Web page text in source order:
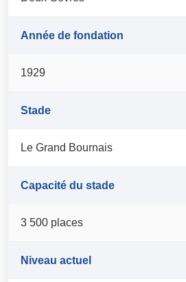
Année de fondation
1929
Stade
Le Grand Bournais
Capacité du stade
3 500 places
Niveau actuel